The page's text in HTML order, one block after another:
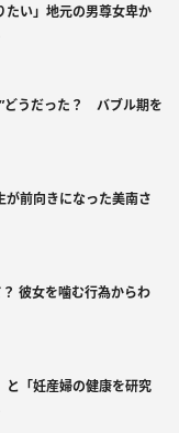
たい」地元の男尊女卑か
”どうだった？ バブル期を
が前向きになった美南さ
彼女を噛む行為からわ
と「妊産婦の健康を研究